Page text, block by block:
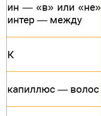
ин — «в» или «не»
интер — между
К
капиллюс — волос